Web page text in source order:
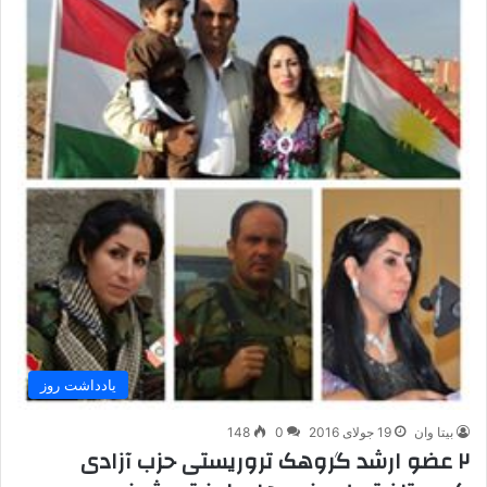
یادداشت روز
بیتا وان 19 جولای 2016 0
148
۲ عضو ارشد گروهک تروریستی حزب آزادی